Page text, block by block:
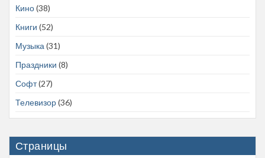
Кино(38)
Книги (52)
Музыка (31)
Праздники (8)
Софт(27)
Телевизор(36)
Страницы